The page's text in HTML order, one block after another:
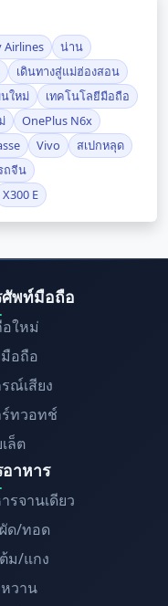
Airlines
น่าน
เดินทางสู่แม่ฮ่องสอน
ใหม่
เทคโนโลยีมือถือ
OnePlus N6x
Vivo
สเปกหลุด
ถจีน
X300 E
ศัพท์มือถือ
ใหม่
อถือ
ณ์เสียง
ทวอทช์
ล็ต
าหาร
รจานเดียว
ด/ทอด
ม/แกง
วาน